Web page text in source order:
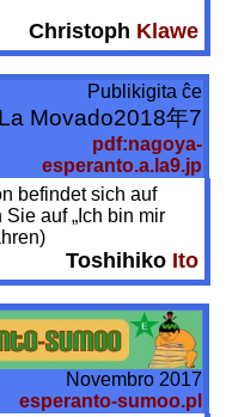
Christoph Klawe
Publikigita ĉe
La Movado2018年7
pdf:nagoya-
esperanto.a.la9.jp
befindet sich auf
auf „Ich bin mir
Toshihiko Ito
Novembro 2017
esperanto-sumoo.pl